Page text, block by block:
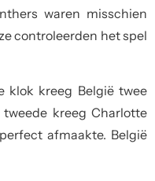
waren misschien
controleerden het spel
klok kreeg België twee
tweede kreeg Charlotte
afmaakte. België